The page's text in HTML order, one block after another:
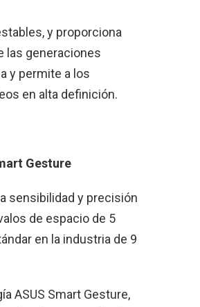
y proporciona
las generaciones
y permite a los
en alta definición.
Gesture
sensibilidad y precisión
de espacio de 5
en la industria de 9
ASUS Smart Gesture,